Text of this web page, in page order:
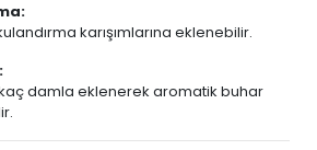
karışımlarına eklenebilir.
damla eklenerek aromatik buhar